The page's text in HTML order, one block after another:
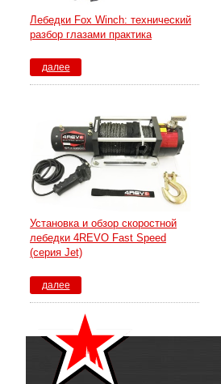
Лебедки Fox Winch: технический
разбор глазами практика
далее
Установка и обзор скоростной
лебедки 4REVO Fast Speed
(серия Jet)
далее